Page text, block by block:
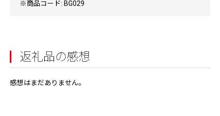
※商品コード: BG029
返礼品の感想
感想はまだありません。